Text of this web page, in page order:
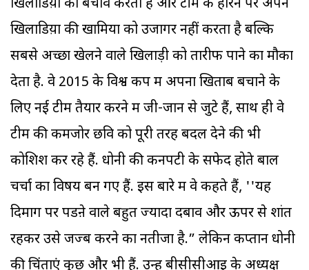
खिलाडिय़ों का बचाव करता है और टीम के हारने पर अपने
खिलाडिय़ों की खामियों को उजागर नहीं करता है बल्कि
सबसे अच्छा खेलने वाले खिलाड़ी को तारीफ पाने का मौका
देता है. वे 2015 के विश्व कप में अपना खिताब बचाने के
लिए नई टीम तैयार करने में जी-जान से जुटे हैं, साथ ही वे
टीम की कमजोर छवि को पूरी तरह बदल देने की भी
कोशिश कर रहे हैं. धोनी की कनपटी के सफेद होते बाल
चर्चा का विषय बन गए हैं. इस बारे में वे कहते हैं, ''यह
दिमाग पर पडऩे वाले बहुत ज्यादा दबाव और ऊपर से शांत
रहकर उसे जज्ब करने का नतीजा है.” लेकिन कप्तान धोनी
की चिंताएं कुछ और भी हैं. उन्हें बीसीसीआइ के अध्यक्ष